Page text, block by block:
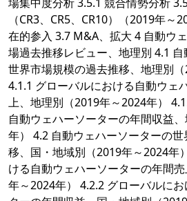
（CR3、CR5、CR10）（2019年～
在的参入 3.7 M&A、拡大 4 自動ウ
場過去推移レビュー、地理別 4.1
世界市場規模の過去推移、地理別（
4.1.1 グローバルにおける自動ウェ
上、地理別（2019年～2024年）
自動ウェハーソーターの年間収益
年） 4.2 自動ウェハーソーターの
移、国・地域別（2019年～2024年
ける自動ウェハーソーターの年間
年～2024年） 4.2.2 グローバルに